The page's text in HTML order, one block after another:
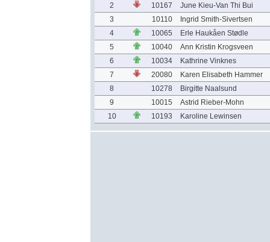
2
10167
June Kieu-Van Thi Bui
3
10110
Ingrid Smith-Sivertsen
4
10065
Erle Haukåen Stødle
5
10040
Ann Kristin Krogsveen
6
10034
Kathrine Vinknes
7
20080
Karen Elisabeth Hammer
8
10278
Birgitte Naalsund
9
10015
Astrid Rieber-Mohn
10
10193 Karoline Lewinsen